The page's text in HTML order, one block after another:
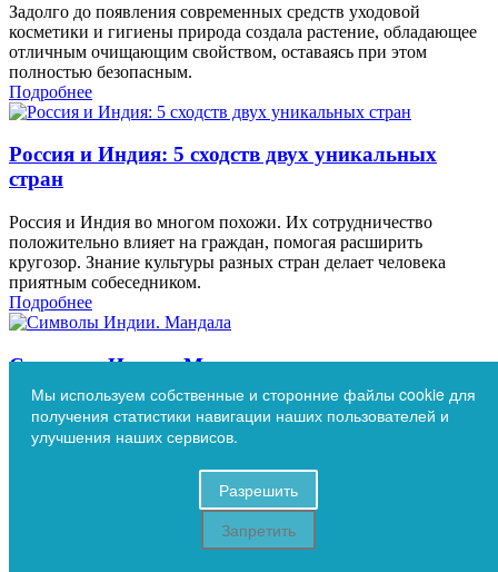
Задолго до появления современных средств уходовой
косметики и гигиены природа создала растение, обладающее
отличным очищающим свойством, оставаясь при этом
полностью безопасным.
Подробнее
Россия и Индия: 5 сходств двух уникальных
стран
Россия и Индия во многом похожи. Их сотрудничество
положительно влияет на граждан, помогая расширить
кругозор. Знание культуры разных стран делает человека
приятным собеседником.
Подробнее
Символы Индии. Мандала
Мандалу создала древняя индийская цивилизация. Сейчас
этот предмет стал достоянием всего человечества. Мандала
является одним из наиболее узнаваемых и оригинальных
Встречаем лето с Аюрведой
Мы используем собственные и сторонние файлы cookie для
получения статистики навигации наших пользователей и
улучшения наших сервисов.
Разрешить
Запретить